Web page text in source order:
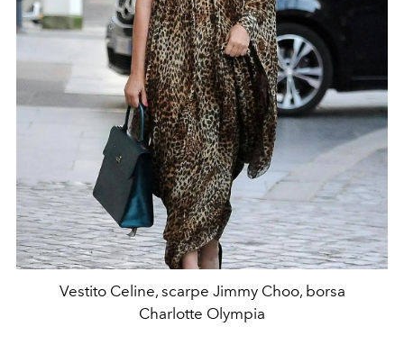
Vestito Celine, scarpe Jimmy Choo, borsa
Charlotte Olympia